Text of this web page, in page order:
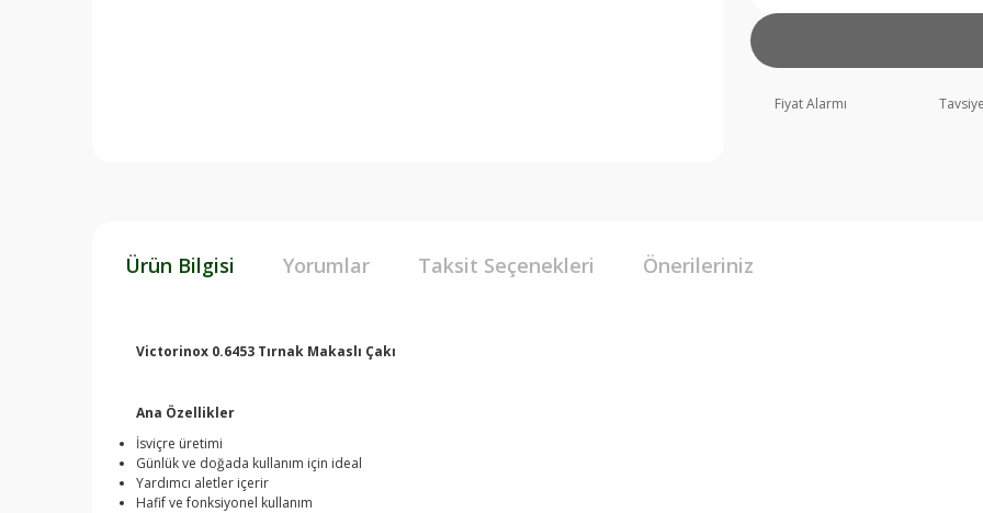
Fiyat Alarmı
Ürün Bilgisi Yorumlar Taksit Seçenekleri Önerileriniz
Victorinox 0.6453 Tırnak Makaslı Çakı
Ana Özellikler
İsviçre üretimi
Günlük ve doğada kullanım için ideal
Yardımcı aletler içerir
Hafif ve fonksiyonel kullanım